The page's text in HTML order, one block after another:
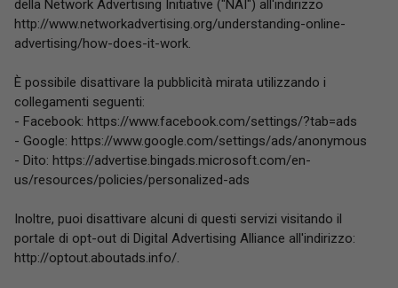
della Network Advertising Initiative ("NAI") all'indirizzo
http://www.networkadvertising.org/understanding-online-
advertising/how-does-it-work.
È possibile disattivare la pubblicità mirata utilizzando i
collegamenti seguenti:
- Facebook: https://www.facebook.com/settings/?tab=ads
- Google: https://www.google.com/settings/ads/anonymous
- Dito: https://advertise.bingads.microsoft.com/en-
us/resources/policies/personalized-ads
Inoltre, puoi disattivare alcuni di questi servizi visitando il
portale di opt-out di Digital Advertising Alliance all'indirizzo:
http://optout.aboutads.info/.